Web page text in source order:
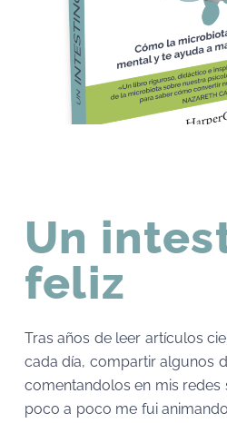
Un
feliz
Tras años de leer artículos
cada día, compartir algunos
comentandolos en mis redes
poco a poco me fui